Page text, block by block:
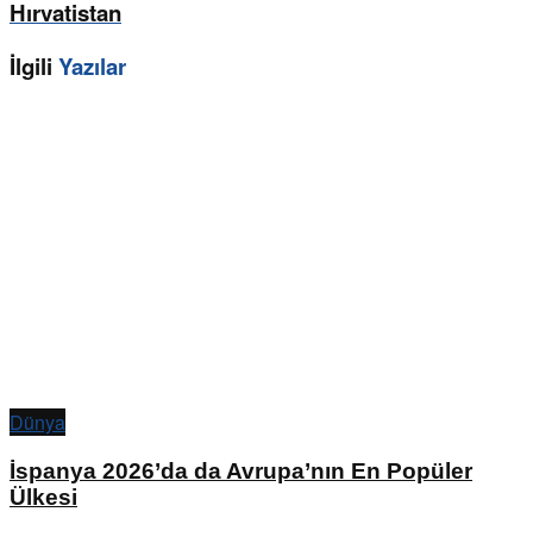
Hırvatistan
İlgili Yazılar
Dünya
İspanya 2026’da da Avrupa’nın En Popüler
Ülkesi